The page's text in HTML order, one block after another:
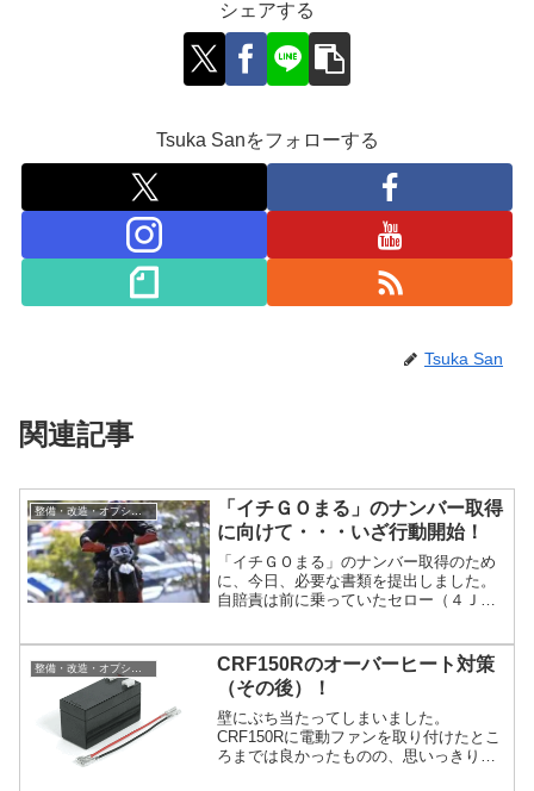
シェアする
Tsuka Sanをフォローする
Tsuka San
関連記事
整備・改造・オプション
「イチＧＯまる」のナンバー取得
に向けて・・・いざ行動開始！
「イチＧＯまる」のナンバー取得のため
に、今日、必要な書類を提出しました。
自賠責は前に乗っていたセロー（４ＪＧ
とにしました。手続きにどの程度の日数
がかかるのかは今のところ何ともいえま
せん。内容がはっきりしたらアップした
いと思います。手続きを進めている...
CRF150Rのオーバーヒート対策
（その後）！
壁にぶち当たってしまいました。
CRF150Rに電動ファンを取り付けたとこ
ろまでは良かったものの、思いっきり壁